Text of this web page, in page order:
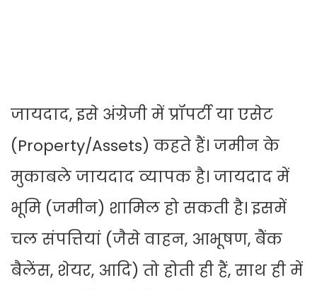
जायदाद, इसे अंग्रेजी में प्रॉपर्टी या एसेट
(Property/Assets) कहते हैं। जमीन के
मुकाबले जायदाद व्यापक है। जायदाद में
भूमि (जमीन) शामिल हो सकती है। इसमें
चल संपत्तियां (जैसे वाहन, आभूषण, बैंक
बैलेंस, शेयर, आदि) तो होती ही हैं, साथ ही में